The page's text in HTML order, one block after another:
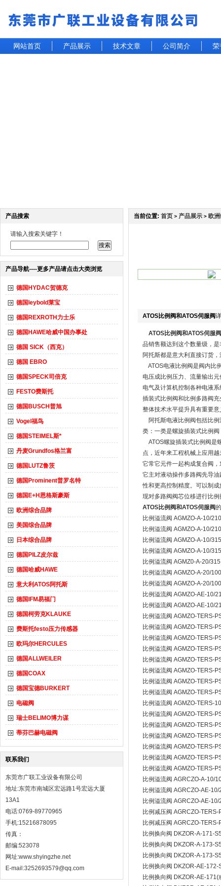
网站首页 产品展示 技术文章 公司简介 荣
产品搜索
请输入搜索关键字！
产品导航----更多产品请点击大类浏览
德国HYDAC贺德克
德国leybold莱宝
德国REXROTH力士乐
德国HAWE哈威中国办事处
德国 SICK（西克）
德国 EBRO
德国SPECK司倍克
FESTO费斯托
德国BUSCH普旭
Vogel福鸟
德国STEIMEL斯*
丹麦Grundfos格兰富
德国LUTZ鲁茨
德国Prominent普罗名特
德国E+H恩格斯豪斯
欧洲综合品牌
美国综合品牌
日本综合品牌
德国PILZ皮尔兹
德国哈威HAWE
意大利ATOS阿托斯
德国IFM易福门
德国柯劳克KLAUKE
费斯托festo压力传感器
欧玛尔HERCULES
德国ALLWEILER
德国COAX
德国宝德BURKERT
电磁阀
瑞士BELIMO博力谋
蒂芬巴赫电磁阀
联系我们
东莞市广联工业设备有限公司
地址:东莞市南城区宏远路1号宏远大厦
13A1
电话:0769-89770965
手机:15216878095
传真：
邮编:523078
网址:www.shyingzhe.net
E-mail:3252693579@qq.com
当前位置: 首页 > 产品展示 > 欧
ATOS比例阀和ATOS伺服阀
ATOS比例阀和ATOS伺服阀
品销售额达到这个数量级，
阿托斯都是意大利直接订货
ATOS电液比例阀是阀内比
电压成比例压力、流量输出
电气及计算机控制各种电液
插装式比例阀和比例多路阀
整体技术水平提升具有重要
阿托斯电液比例阀包括比例
类：一类是螺旋插装式比例
ATOS螺旋插装式比例阀是
点，近年来工程机械上应用
它常它元件一起构成复合阀
它主对液动操作多路阀先导
性和更高控制精度。可以制
现对多路阀阀芯位移进行比
ATOS比例阀和ATOS伺服阀
比例溢流阀 AGMZO-A-10/210
比例溢流阀 AGMZO-A-10/210
比例溢流阀 AGMZO-A-10/
比例溢流阀 AGMZO-A-10/315
比例溢流阀 AGMZ0-A-20/315
比例溢流阀 AGMZO-A-20/
比例溢流阀 AGMZO-A-20/
比例溢流阀 AGMZO-AE-10/
比例溢流阀 AGMZO-AE-10/
比例溢流阀 AGMZO-TERS-
比例溢流阀 AGMZO-TERS-
比例溢流阀 AGMZO-TERS-
比例溢流阀 AGMZO-TERS-
比例溢流阀 AGMZO-TERS-
比例溢流阀 AGMZO-TERS-
比例溢流阀 AGMZO-TERS-
比例溢流阀 AGMZO-TERS-
比例溢流阀 AGMZO-TERS-
比例溢流阀 AGMZO-TERS-
比例溢流阀 AGMZO-TERS-
比例溢流阀 AGMZO-TERS-
比例溢流阀 AGMZO-TERS-
比例溢流阀 AGMZO-TERS-
比例溢流阀 AGMZO-TERS-
比例溢流阀 AGRCZO-A-10/
比例溢流阀 AGRCZO-AE-10/
比例溢流阀 AGRCZO-AE-10/
比例减压阀 AGRCZO-TERS-
比例减压阀 AGRCZO-TERS-
比例换向阀 DKZOR-A-171-
比例换向阀 DKZOR-A-173-
比例换向阀 DKZOR-A-173-
比例换向阀 DKZOR-AE-172-
比例换向阀 DKZOR-AE-171(